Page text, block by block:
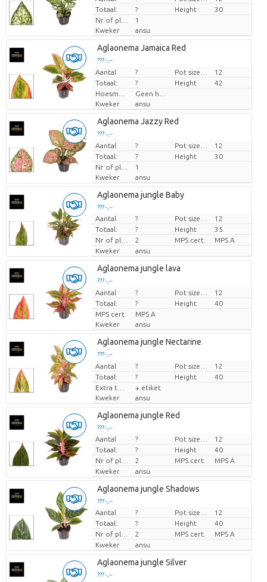
Totaal:
? Height
30
1
Kweker
ansu
Aglaonema Jamaica Red
??? -,--
Prijs per stuk
Aantal ?
12
Totaal:
? Height
42
Kweker
ansu
Aglaonema Jazzy Red
??? -,--
Prijs per stuk
Aantal ?
12
Totaal:
? Height
30
1
Kweker
ansu
Aglaonema jungle Baby
??? -,--
Prijs per stuk
Aantal ?
12
Totaal:
? Height
35
2 MPS cert.
MPS A
Kweker
ansu
Aglaonema jungle lava
??? -,--
Prijs per stuk
Aantal ?
12
Totaal:
? Height
40
MPS cert.
MPS A
Kweker
ansu
Aglaonema jungle Nectarine
??? -,--
Prijs per stuk
Aantal ?
12
Totaal:
? Height
40
Extra toevoegingen
+ etiket
Kweker
ansu
Aglaonema jungle Red
??? -,--
Prijs per stuk
Aantal ?
12
Totaal:
? Height
40
2 MPS cert.
MPS A
Kweker
ansu
Aglaonema jungle Shadows
??? -,--
Prijs per stuk
Aantal ?
12
Totaal:
? Height
40
2 MPS cert.
MPS A
Kweker
ansu
Aglaonema jungle Silver
??? -,--